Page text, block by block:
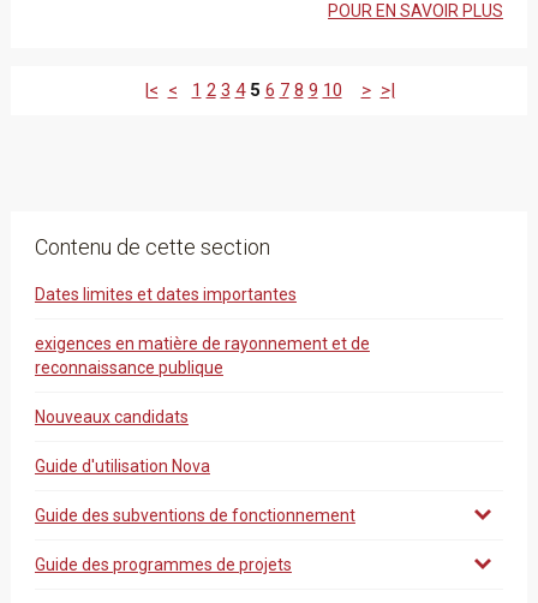
POUR EN SAVOIR PLUS
|< < 1 2 3 4 5 6 7 8 9 10 > >|
Contenu de cette section
Dates limites et dates importantes
exigences en matière de rayonnement et de
reconnaissance publique
Nouveaux candidats
Guide d'utilisation Nova
Guide des subventions de fonctionnement
Guide des programmes de projets